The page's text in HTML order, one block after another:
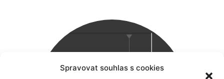
Spravovat souhlas s cookies